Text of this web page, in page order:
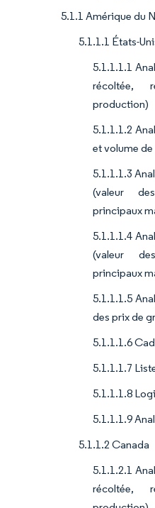
5.1.1 Amérique du
5.1.1.1 États-
5.1.1.1.1
récoltée,
production)
5.1.1.1.2
et volume
5.1.1.1.3
(valeur
principaux
5.1.1.1.4
(valeur
principaux
5.1.1.1.5
des prix de
5.1.1.1.6
5.1.1.1.7
5.1.1.1.8
5.1.1.1.9
5.1.1.2 Canada
5.1.1.2.1
récoltée,